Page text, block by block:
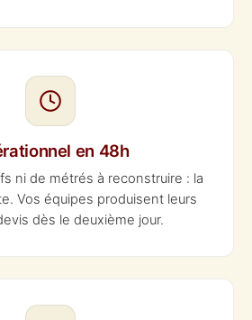
en 48h
ni de métrés à reconstruire : la
Vos équipes produisent leurs
dès le deuxième jour.